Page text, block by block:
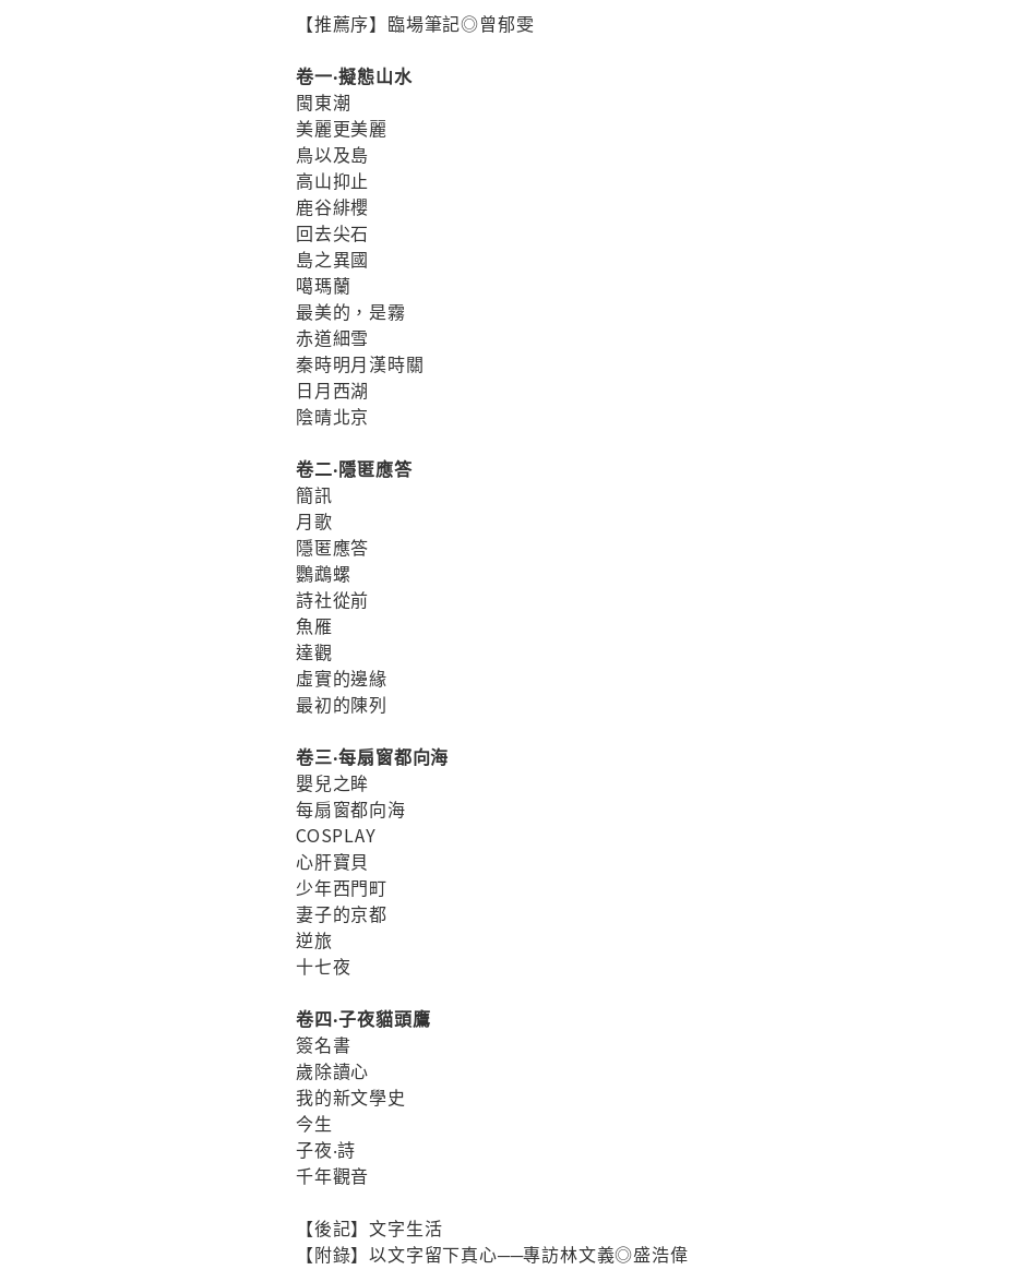
【推薦序】臨場筆記◎曾郁雯
卷一‧擬態山水
閩東潮
美麗更美麗
鳥以及島
高山抑止
鹿谷緋櫻
回去尖石
島之異國
噶瑪蘭
最美的，是霧
赤道細雪
秦時明月漢時關
日月西湖
陰晴北京
卷二‧隱匿應答
簡訊
月歌
隱匿應答
鸚鵡螺
詩社從前
魚雁
達觀
虛實的邊緣
最初的陳列
卷三‧每扇窗都向海
嬰兒之眸
每扇窗都向海
COSPLAY
心肝寶貝
少年西門町
妻子的京都
逆旅
十七夜
卷四‧子夜貓頭鷹
簽名書
歲除讀心
我的新文學史
今生
子夜‧詩
千年觀音
【後記】文字生活
【附錄】以文字留下真心──專訪林文義◎盛浩偉